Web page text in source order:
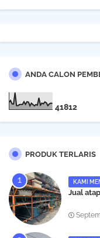
ANDA CALON
41812
PRODUK TERLARIS
KAMI
Jual